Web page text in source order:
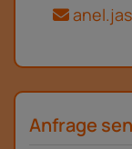
Anfrage